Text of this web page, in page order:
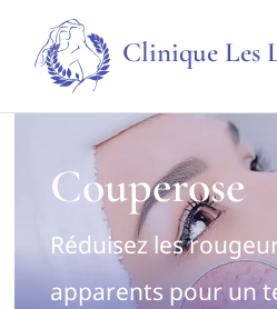
Clinique Les
La clinique
Techniques & Traitements
Couperose
Réduisez les
apparents pour un